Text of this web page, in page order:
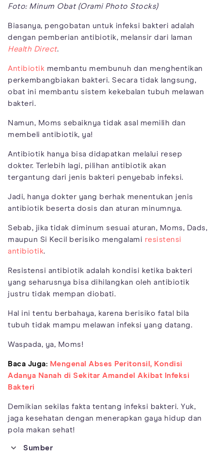
Foto: Minum Obat (Orami Photo Stocks)
Biasanya, pengobatan untuk infeksi bakteri adalah
dengan pemberian antibiotik, melansir dari laman
Health Direct.
Antibiotik membantu membunuh dan menghentikan
perkembangbiakan bakteri. Secara tidak langsung,
obat ini membantu sistem kekebalan tubuh melawan
bakteri.
Namun, Moms sebaiknya tidak asal memilih dan
membeli antibiotik, ya!
Antibiotik hanya bisa didapatkan melalui resep
dokter. Terlebih lagi, pilihan antibiotik akan
tergantung dari jenis bakteri penyebab infeksi.
Jadi, hanya dokter yang berhak menentukan jenis
antibiotik beserta dosis dan aturan minumnya.
Sebab, jika tidak diminum sesuai aturan, Moms, Dads,
maupun Si Kecil berisiko mengalami resistensi
antibiotik.
Resistensi antibiotik adalah kondisi ketika bakteri
yang seharusnya bisa dihilangkan oleh antibiotik
justru tidak mempan diobati.
Hal ini tentu berbahaya, karena berisiko fatal bila
tubuh tidak mampu melawan infeksi yang datang.
Waspada, ya, Moms!
Baca Juga: Mengenal Abses Peritonsil, Kondisi
Adanya Nanah di Sekitar Amandel Akibat Infeksi
Bakteri
Demikian sekilas fakta tentang infeksi bakteri. Yuk,
jaga kesehatan dengan menerapkan gaya hidup dan
pola makan sehat!
Sumber